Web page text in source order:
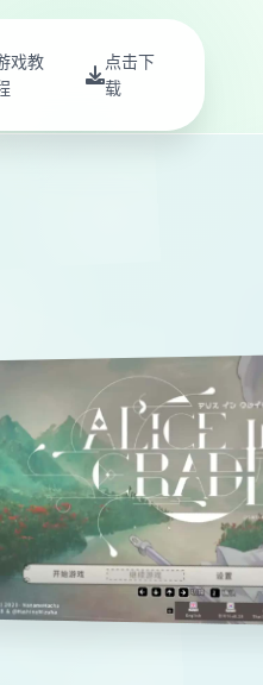
戏教
点击下
载